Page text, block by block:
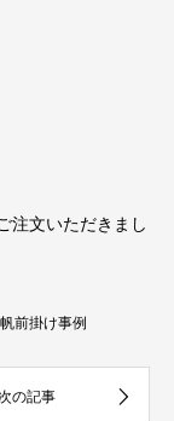
注文いただきまし
前掛け事例